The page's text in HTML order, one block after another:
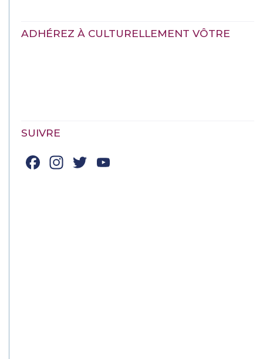
ADHÉREZ À CULTURELLEMENT VÔTRE
SUIVRE
Facebook
Instagram
Twitter